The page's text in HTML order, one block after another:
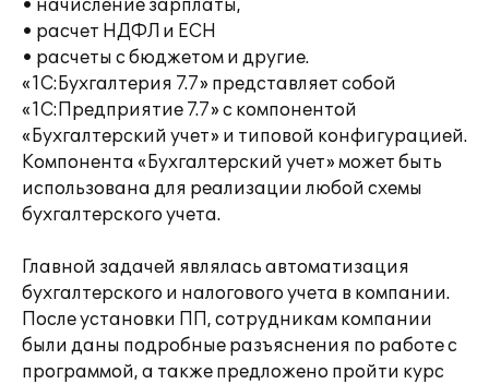
• начисление зарплаты,
• расчет НДФЛ и ЕСН
• расчеты с бюджетом и другие.
«1С:Бухгалтерия 7.7» представляет собой
«1С:Предприятие 7.7» с компонентой
«Бухгалтерский учет» и типовой конфигурацией.
Компонента «Бухгалтерский учет» может быть
использована для реализации любой схемы
бухгалтерского учета.
Главной задачей являлась автоматизация
бухгалтерского и налогового учета в компании.
После установки ПП, сотрудникам компании
были даны подробные разъяснения по работе с
программой, а также предложено пройти курс